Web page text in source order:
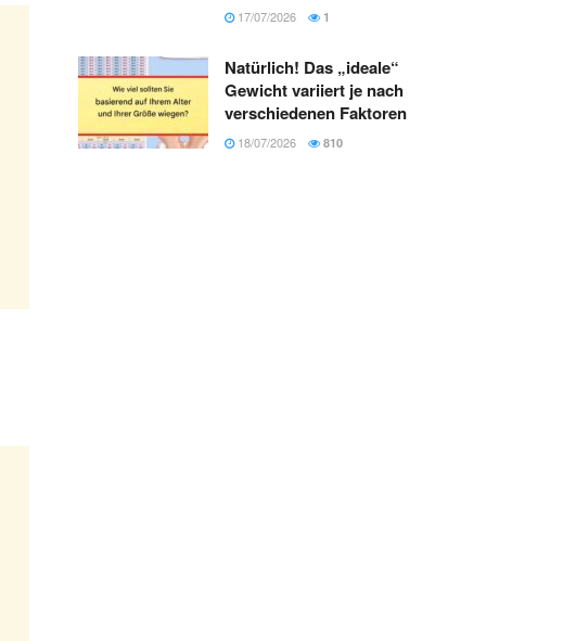
17/07/2026 1
Natürlich! Das „ideale“
Gewicht variiert je nach
verschiedenen Faktoren
18/07/2026 810